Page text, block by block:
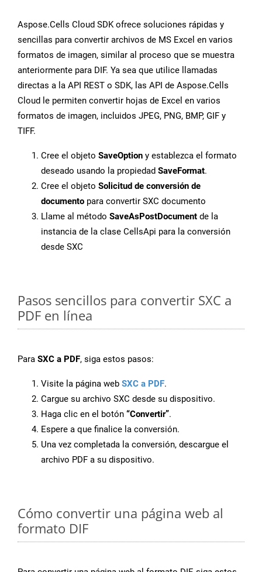
Aspose.Cells Cloud SDK ofrece soluciones rápidas y
sencillas para convertir archivos de MS Excel en varios
formatos de imagen, similar al proceso que se muestra
anteriormente para DIF. Ya sea que utilice llamadas
directas a la API REST o SDK, las API de Aspose.Cells
Cloud le permiten convertir hojas de Excel en varios
formatos de imagen, incluidos JPEG, PNG, BMP, GIF y
TIFF.
Cree el objeto SaveOption y establezca el formato
deseado usando la propiedad SaveFormat.
Cree el objeto Solicitud de conversión de
documento para convertir SXC documento
Llame al método SaveAsPostDocument de la
instancia de la clase CellsApi para la conversión
desde SXC
Pasos sencillos para convertir SXC a
PDF en línea
Para SXC a PDF, siga estos pasos:
Visite la página web SXC a PDF.
Cargue su archivo SXC desde su dispositivo.
Haga clic en el botón “Convertir”.
Espere a que finalice la conversión.
Una vez completada la conversión, descargue el
archivo PDF a su dispositivo.
Cómo convertir una página web al
formato DIF